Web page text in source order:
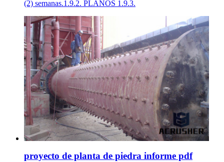
(2) semanas.1.9.2. PLANOS 1.9.3.
proyecto de planta de piedra informe pdf